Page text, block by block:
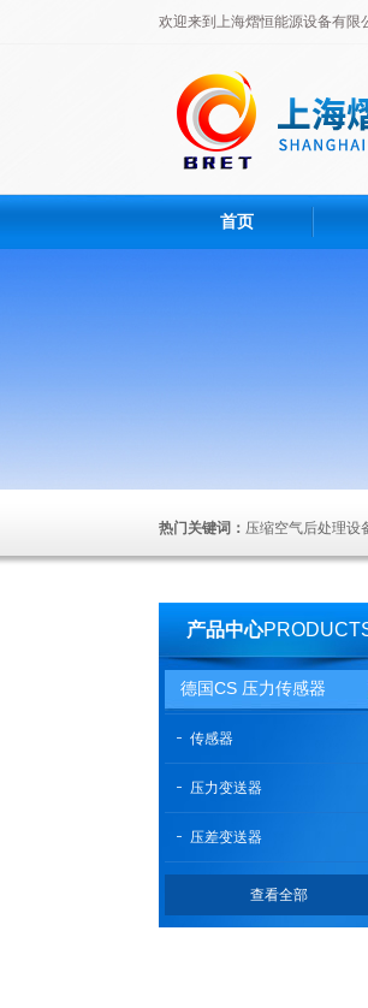
欢迎来到上海熠恒能源设备有限
首页
热门关键词： 压缩空气后处理设
产品中心
德国CS 压力传感器
传感器
压力变送器
压差变送器
查看全部